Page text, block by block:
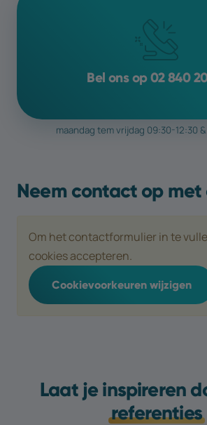
Neem contact op met
Om het contactformulier in te
cookies accepteren.
Cookievoorkeuren wijzigen
Bel ons op 02 840
maandag tem vrijdag 09:30-12:30
Laat je inspireren
referenties